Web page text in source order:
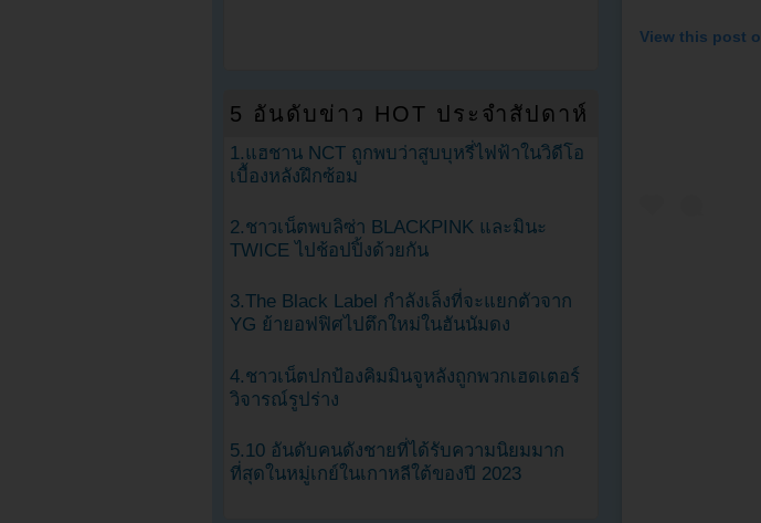
View this post
5 อันดับข่าว HOT ประจำสัปดาห์
1.แฮชาน NCT ถูกพบว่าสูบบุหรี่ไฟฟ้าในวิดีโอ
เบื้องหลังฝึกซ้อม
2.ชาวเน็ตพบลิซ่า BLACKPINK และมินะ
TWICE ไปช้อปปิ้งด้วยกัน
3.The Black Label กำลังเล็งที่จะแยกตัวจาก
YG ย้ายอฟฟิศไปตึกใหม่ในฮันนัมดง
4.ชาวเน็ตปกป้องคิมมินจูหลังถูกพวกเฮดเตอร์
วิจารณ์รูปร่าง
5.10 อันดับคนดังชายที่ได้รับความนิยมมาก
ที่สุดในหมู่เกย์ในเกาหลีใต้ของปี 2023